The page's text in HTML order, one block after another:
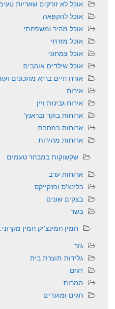
אוכל לא זורקים שאריות
אוכל להקפאה
אוכל מהיר ומשפחתי
אוכל מזרחי
אוכל צמחוני
אוכל שילדים אוהבים
אורח חיים בריא מתכונים
אירוח
אירוח גבינות ויין
ארוחות בוקר ובראנץ'
ארוחות במחבת
ארוחות מהירות
שקשוקות במבחר טעמים
ארוחות ערב
בלינצ'ס ופנקייקס
בצקים שונים
בשר
חמין חמינצ'יק חמין
גזר
גלידות תוצרת בית
דגים
המרות
חגים ומועדים